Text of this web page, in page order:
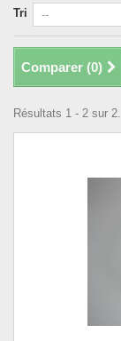
Tri
Comparer (0)
Résultats 1 - 2 sur 2.